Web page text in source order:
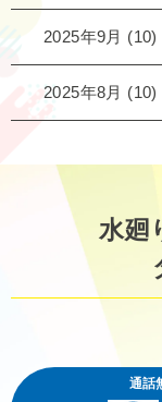
2025年9月 (10)
2025年8月 (10)
水廻
通話